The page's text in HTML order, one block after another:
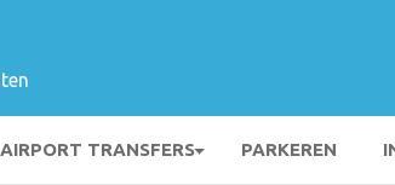
AIRPORT TRANSFERS PARKEREN